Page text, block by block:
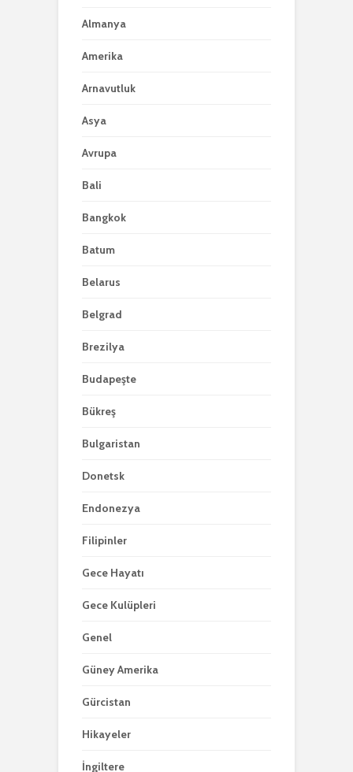
Almanya
Amerika
Arnavutluk
Asya
Avrupa
Bali
Bangkok
Batum
Belarus
Belgrad
Brezilya
Budapeşte
Bükreş
Bulgaristan
Donetsk
Endonezya
Filipinler
Gece Hayatı
Gece Kulüpleri
Genel
Güney Amerika
Gürcistan
Hikayeler
İngiltere